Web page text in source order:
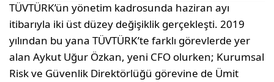
TÜVTÜRK’ün yönetim kadrosunda haziran ayı
itibarıyla iki üst düzey değişiklik gerçekleşti. 2019
yılından bu yana TÜVTÜRK’te farklı görevlerde yer
alan Aykut Uğur Özkan, yeni CFO olurken; Kurumsal
Risk ve Güvenlik Direktörlüğü görevine de Ümit